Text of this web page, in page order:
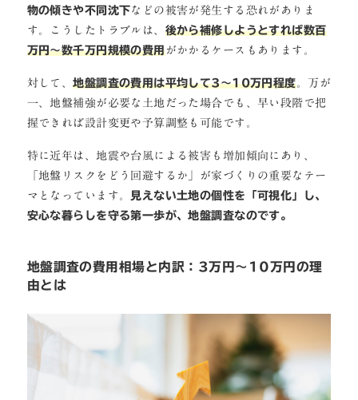
物の傾きや不同沈下などの被害が発生する恐れがありま
す。こうしたトラブルは、 後から補修しようとすれば数百
万円〜数千万円規模の費用がかかるケースもあります。
対して、地盤調査の費用は平均して3〜10万円程度。万が
一、地盤補強が必要な土地だった場合でも、早い段階で把
握できれば設計変更や予算調整も可能です。
特に近年は、地震や台風による被害も増加傾向にあり、
「地盤リスクをどう回避するか」が家づくりの重要なテー
マとなっています。
見えない土地の個性を「可視化」し、
安心な暮らしを守る第一歩が、地盤調査なのです。
地盤調査の費用相場と内訳：3万円〜10万円の理
由とは